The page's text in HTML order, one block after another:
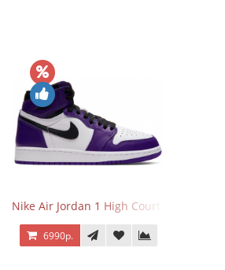
Nike Air Jordan 1 High Court Purple 2.0
6990р.